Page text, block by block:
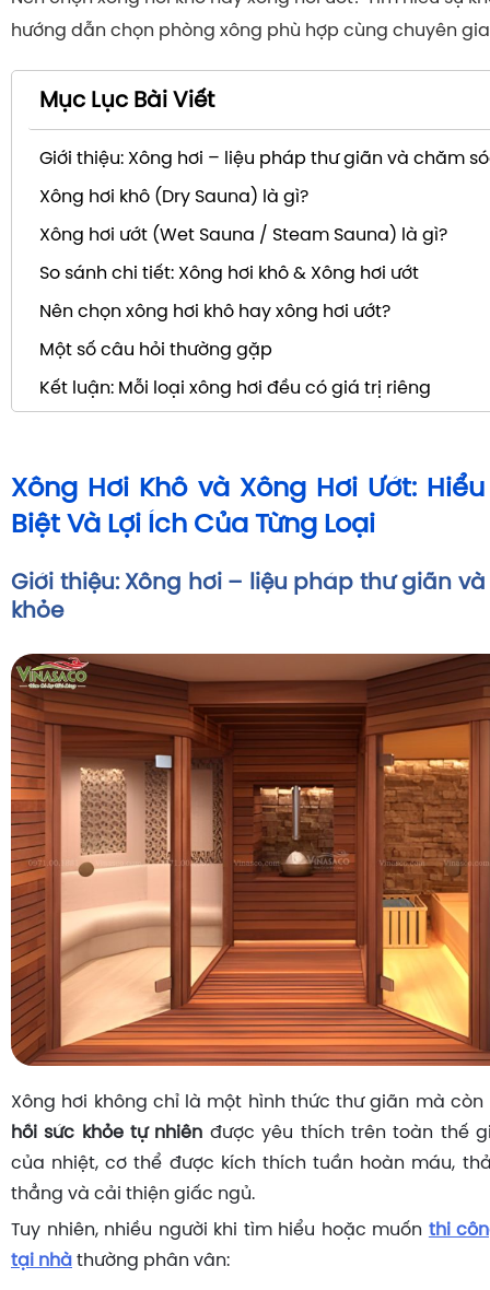
hướng dẫn chọn phòng xông phù hợp cùng chuyên
Mục Lục Bài Viết
Giới thiệu: Xông hơi – liệu pháp thư giãn và chăm
Xông hơi khô (Dry Sauna) là gì?
Xông hơi ướt (Wet Sauna / Steam Sauna) là gì?
So sánh chi tiết: Xông hơi khô & Xông hơi ướt
Nên chọn xông hơi khô hay xông hơi ướt?
Một số câu hỏi thường gặp
Kết luận: Mỗi loại xông hơi đều có giá trị riêng
Xông Hơi Khô và Xông Hơi Ướt:
Biệt Và Lợi Ích Của Từng Loại
Giới thiệu: Xông hơi – liệu pháp thư giãn
khỏe
Xông hơi không chỉ là một hình thức thư giãn mà
hồi sức khỏe tự nhiên được yêu thích trên toàn thế
của nhiệt, cơ thể được kích thích tuần hoàn máu,
thẳng và cải thiện giấc ngủ.
Tuy nhiên, nhiều người khi tìm hiểu hoặc muốn thi
tại nhà thường phân vân: